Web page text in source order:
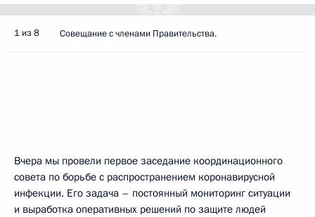
1 из 8 Совещание с членами Правительства.
Вчера мы провели первое заседание координационного
совета по борьбе с распространением коронавирусной
инфекции. Его задача – постоянный мониторинг ситуации
и выработка оперативных решений по защите людей